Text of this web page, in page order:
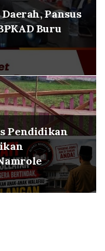
Pansus
Buru
Pendidikan